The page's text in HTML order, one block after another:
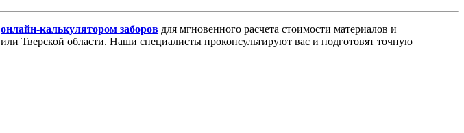
онлайн-калькулятором заборов для мгновенного расчета стоимости материалов и
Тверской области. Наши специалисты проконсультируют вас и подготовят точную